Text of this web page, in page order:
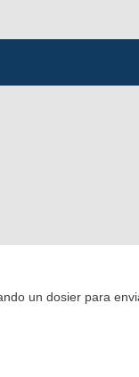
un dosier para